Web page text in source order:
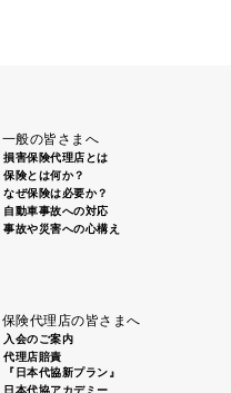
一般の皆さまへ
損害保険代理店とは
保険とは何か？
なぜ保険は必要か？
自動車事故への対応
事故や災害への心構え
保険代理店の皆さまへ
入会のご案内
代理店賠責
『日本代協新プラン』
日本代協アカデミー